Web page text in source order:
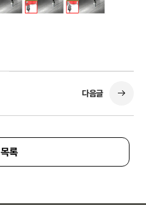
다음글
목록